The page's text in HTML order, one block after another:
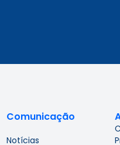
Comunicação
Notícias